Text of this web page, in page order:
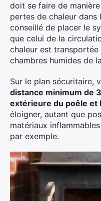
doit se faire de
pertes de chaleur
conseillé de placer le
que celui de la
chaleur est transportée
chambres humides de
Sur le plan sécuritaire,
distance minimum de
extérieure du poêle et
éloigner, autant que
matériaux
par exemple.